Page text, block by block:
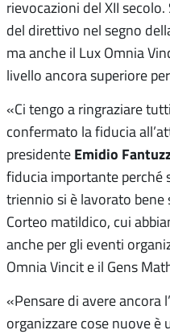
rievocazioni del XII
del direttivo nel segno
ma anche il Lux Omnia
livello ancora superiore
«Ci tengo a ringraziare
confermato la fiducia
presidente Emidio
fiducia importante perché
triennio si è lavorato bene
Corteo matildico, cui
anche per gli eventi
Omnia Vincit e il Gens
«Pensare di avere ancora
organizzare cose nuove è